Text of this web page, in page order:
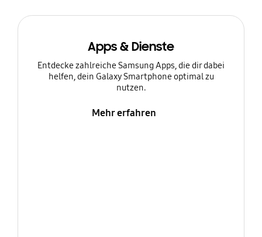
Apps & Dienste
Entdecke zahlreiche Samsung Apps, die dir dabei
helfen, dein Galaxy Smartphone optimal zu
nutzen.
Mehr erfahren